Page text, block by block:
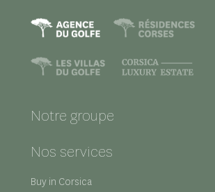
Notre groupe
Nos services
Buy in Corsica